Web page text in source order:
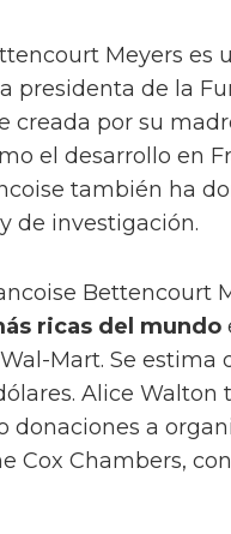
Meyers es
presidenta de la
creada por su
el desarrollo en
también ha
de investigación.
Bettencourt
ricas del mundo
Mart. Se estima
Alice
donaciones a
Cox Chambers,